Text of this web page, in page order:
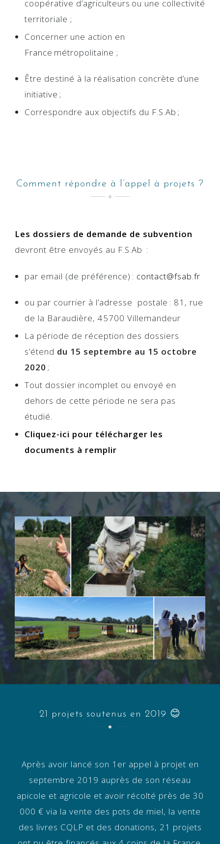
coopérative d’agriculteurs ou une collectivité
territoriale ;
Concerner une action en
France métropolitaine ;
Être destiné à la réalisation concrète d’une
initiative ;
Correspondre aux objectifs du F.S.Ab ;
Comment répondre à l’appel à projets ?
Les dossiers de demande de subvention
devront être envoyés au F.S.Ab :
par email (de préférence) : contact@fsab.fr
ou par courrier à l’adresse postale : 81, rue
de la Baraudière, 45700 Villemandeur
La période de réception des dossiers
s’étend du 15 septembre au 15 octobre
2020 ;
Tout dossier incomplet ou envoyé en
dehors de cette période ne sera pas
étudié.
Cliquez-ici pour télécharger les
documents à remplir
21 projets soutenus en 2019 😊
Après avoir lancé son 1er appel à projet en
septembre 2019 auprès de son réseau
apicole et agricole et avoir récolté près de 30
000 € via la vente des pots de miel, la vente
des livres CQLP et des donations, 21 projets